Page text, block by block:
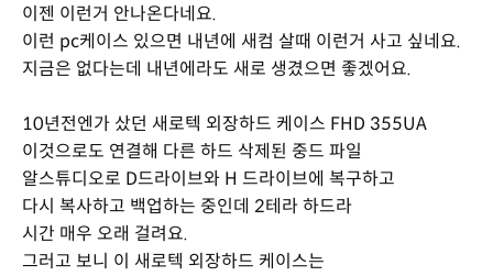
이젠 이런거 안나온다네요.
이런 pc케이스 있으면 내년에 새컴 살때 이런거 사고 싶네요.
지금은 없다는데 내년에라도 새로 생겼으면 좋겠어요.
10년전엔가 샀던 새로텍 외장하드 케이스 FHD 355UA
이것으로도 연결해 다른 하드 삭제된 중드 파일
알스튜디오로 D드라이브와 H 드라이브에 복구하고
다시 복사하고 백업하는 중인데 2테라 하드라
시간 매우 오래 걸려요.
그러고 보니 이 새로텍 외장하드 케이스는